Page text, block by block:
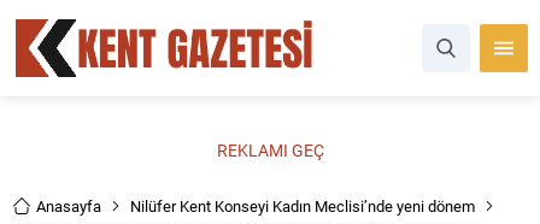
REKLAMI GEÇ
Anasayfa
Nilüfer Kent Konseyi Kadın Meclisi’nde yeni dönem